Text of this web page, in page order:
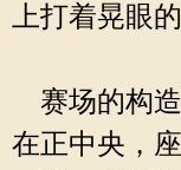
上打着晃眼
赛场的构
在正中央，